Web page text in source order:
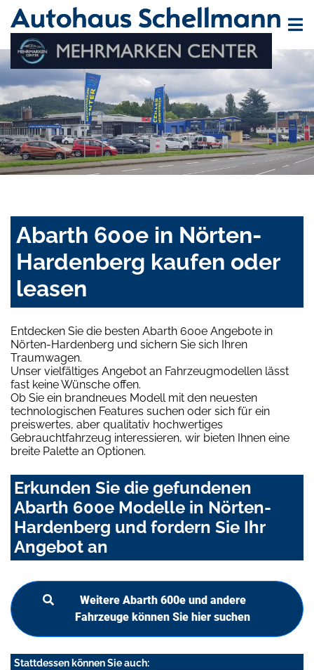
Abarth 600e in Nörten-
Hardenberg kaufen oder
leasen
Entdecken Sie die besten Abarth 600e Angebote in
Nörten-Hardenberg und sichern Sie sich Ihren
Traumwagen.
Unser vielfältiges Angebot an Fahrzeugmodellen lässt
fast keine Wünsche offen.
Ob Sie ein brandneues Modell mit den neuesten
technologischen Features suchen oder sich für ein
preiswertes, aber qualitativ hochwertiges
Gebrauchtfahrzeug interessieren, wir bieten Ihnen eine
breite Palette an Optionen.
Erkunden Sie die gefundenen
Abarth 600e Modelle in Nörten-
Hardenberg und fordern Sie Ihr
Angebot an
Weitere Abarth 600e und andere
Fahrzeuge können Sie hier suchen
Stattdessen können Sie auch: